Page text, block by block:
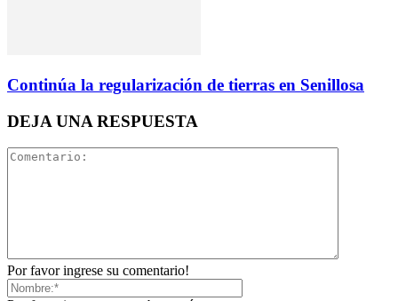
Continúa la regularización de tierras en Senillosa
DEJA UNA RESPUESTA
Por favor ingrese su comentario!